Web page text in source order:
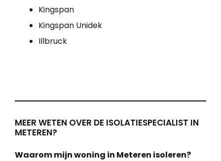
Kingspan
Kingspan Unidek
Illbruck
MEER WETEN OVER DE ISOLATIESPECIALIST IN
METEREN?
Waarom mijn woning in Meteren isoleren?